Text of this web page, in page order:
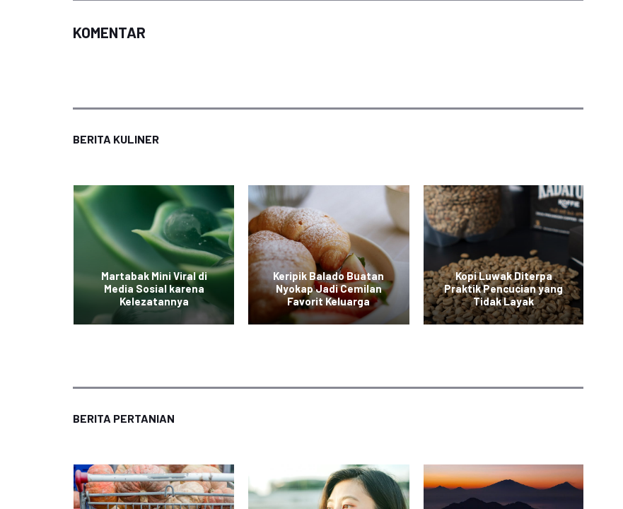
KOMENTAR
BERITA KULINER
Martabak Mini Viral di
Media Sosial karena
Kelezatannya
Keripik Balado Buatan
Nyokap Jadi Cemilan
Favorit Keluarga
Kopi Luwak Diterpa
Praktik Pencucian yang
Tidak Layak
BERITA PERTANIAN